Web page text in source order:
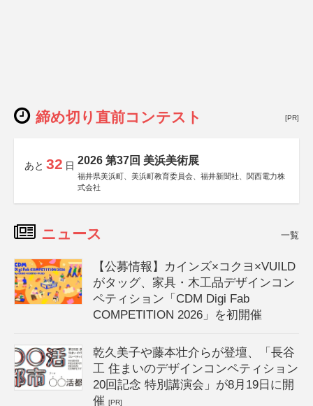
締め切り直前コンテスト [PR]
あと 32 日 2026 第37回 美浜美術展
福井県美浜町、美浜町教育委員会、福井新聞社、関西電力株
式会社
ニュース 一覧
【公募情報】カインズ×コクヨ×VUILD
がタッグ、家具・木工品デザインコン
ペティション「CDM Digi Fab
COMPETITION 2026」を初開催
乾久美子や藤本壮介らが登壇、「長谷
工 住まいのデザインコンペティション
20回記念 特別講演会」が8月19日に開
催[PR]